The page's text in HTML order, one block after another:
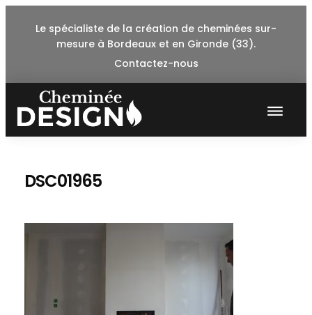
Le spécialiste de la création de cheminées sur-
mesure à Bordeaux et en Gironde (33).
Contactez-nous
DSC01965